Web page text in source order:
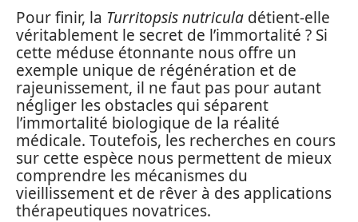
Pour finir, la Turritopsis nutricula détient-elle
véritablement le secret de l’immortalité ? Si
cette méduse étonnante nous offre un
exemple unique de régénération et de
rajeunissement, il ne faut pas pour autant
négliger les obstacles qui séparent
l’immortalité biologique de la réalité
médicale. Toutefois, les recherches en cours
sur cette espèce nous permettent de mieux
comprendre les mécanismes du
vieillissement et de rêver à des applications
thérapeutiques novatrices.